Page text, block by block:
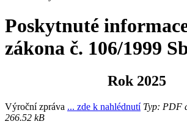
Poskytnuté
zákona č. 106/1999
Rok 2025
Výroční zpráva ... zde k nahlédnutíTyp: PDF
266.52 kB